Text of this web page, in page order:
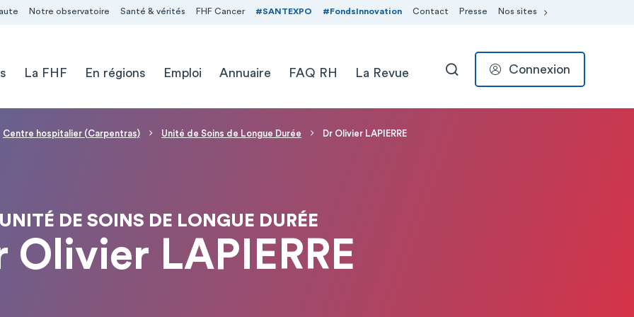
Notre observatoire Santé & vérités FHF Cancer #SANTEXPO #FondsInnovation Contact Presse Nos sites
La FHF En régions Emploi Annuaire FAQ RH La Revue RECHERCHER
Connexion
Centre hospitalier (Carpentras) Unité de Soins de Longue Durée Dr Olivier LAPIERRE
UNITÉ DE SOINS DE LONGUE DURÉE
Olivier LAPIERRE